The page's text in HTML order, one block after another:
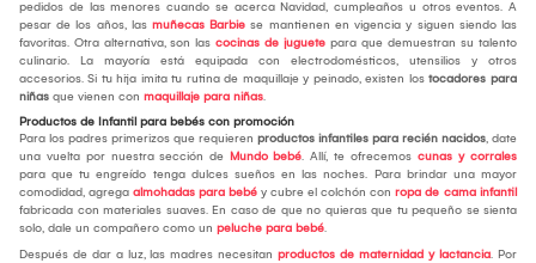
pedidos de las menores cuando se acerca Navidad, cumpleaños u otros eventos. A
pesar de los años, las muñecas Barbie se mantienen en vigencia y siguen siendo las
favoritas. Otra alternativa, son las cocinas de juguete para que demuestran su talento
culinario. La mayoría está equipada con electrodomésticos, utensilios y otros
accesorios. Si tu hija imita tu rutina de maquillaje y peinado, existen los tocadores para
niñas que vienen con maquillaje para niñas.
Productos de Infantil para bebés con promoción
Para los padres primerizos que requieren productos infantiles para recién nacidos, date
una vuelta por nuestra sección de Mundo bebé. Allí, te ofrecemos cunas y corrales
para que tu engreído tenga dulces sueños en las noches. Para brindar una mayor
comodidad, agrega almohadas para bebé y cubre el colchón con ropa de cama infantil
fabricada con materiales suaves. En caso de que no quieras que tu pequeño se sienta
solo, dale un compañero como un peluche para bebé.
Después de dar a luz, las madres necesitan productos de maternidad y lactancia. Por